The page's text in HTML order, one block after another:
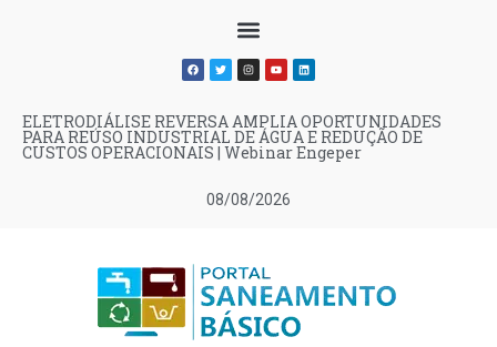
08/08/2026
ELETRODIÁLISE REVERSA AMPLIA OPORTUNIDADES
PARA REÚSO INDUSTRIAL DE ÁGUA E REDUÇÃO DE
CUSTOS OPERACIONAIS | Webinar Engeper